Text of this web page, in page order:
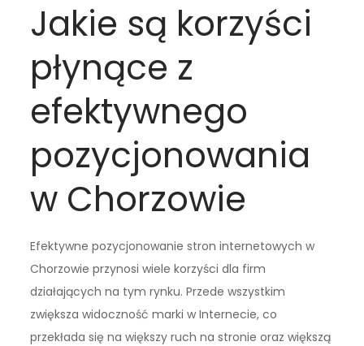
Jakie są korzyści
płynące z
efektywnego
pozycjonowania
w Chorzowie
Efektywne pozycjonowanie stron internetowych w
Chorzowie przynosi wiele korzyści dla firm
działających na tym rynku. Przede wszystkim
zwiększa widoczność marki w Internecie, co
przekłada się na większy ruch na stronie oraz większą